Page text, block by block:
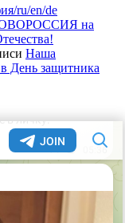
ru/en/de
на
Наша
защитника